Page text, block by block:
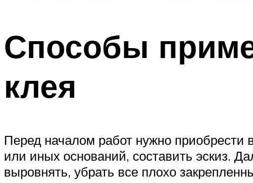
Способы
клея
Перед началом работ нужно
или иных оснований, составить эскиз.
выровнять, убрать все плохо